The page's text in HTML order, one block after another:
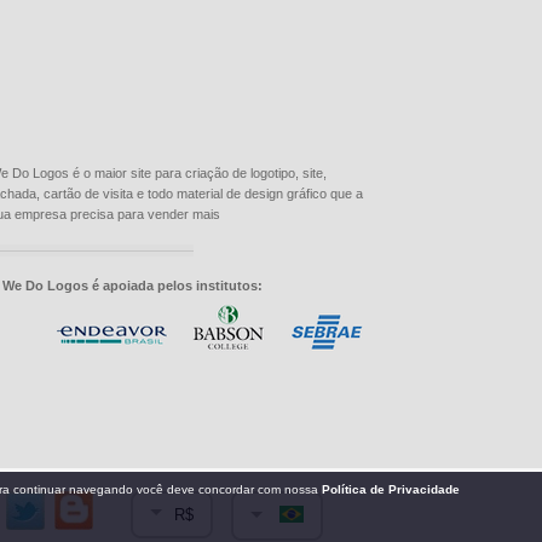
Do Logos é o maior site para criação de logotipo, site,
cartão de visita e todo material de design gráfico que a
empresa precisa para vender mais
We Do Logos é apoiada pelos institutos:
R$